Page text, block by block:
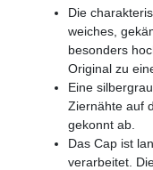
Die
weiches,
besonders
Original zu
Eine
Ziernähte auf
gekonnt ab.
Das Cap ist
verarbeitet.